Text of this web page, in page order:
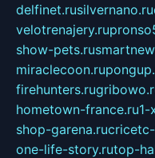
delfinet.rusilvernano.ru
velotrenajery.ru
show-pets.ru
miraclecoon.ru
firehunters.ru
hometown-france.ru
shop-garena.ru
one-life-story.rutop-